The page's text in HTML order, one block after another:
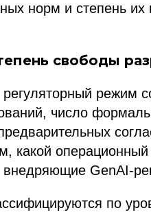
норм и степень
свободы
режим
число
какой
GenAI-
по